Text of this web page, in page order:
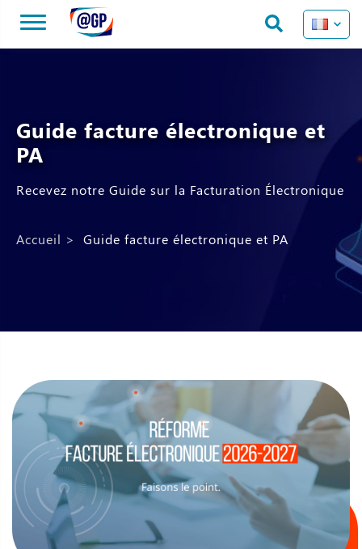
Guide facture électronique et
PA
Recevez notre Guide sur la Facturation Électronique
Accueil > Guide facture électronique et PA